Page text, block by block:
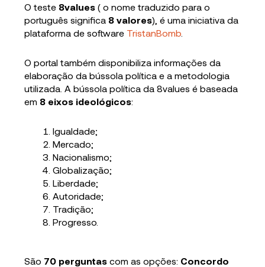
O teste 8values( o nome traduzido para o
português significa 8 valores), é uma iniciativa da
plataforma de software TristanBomb
O portal também disponibiliza informações da
elaboração da bússola política e a metodologia
utilizada. A bússola política da 8values é baseada
em 8 eixos ideológicos:
Igualdade;
Mercado;
Nacionalismo;
Globalização;
Liberdade;
Autoridade;
Tradição;
Progresso.
São 70 perguntas com as opções: Concordo